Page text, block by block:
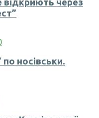
через
носівськи.